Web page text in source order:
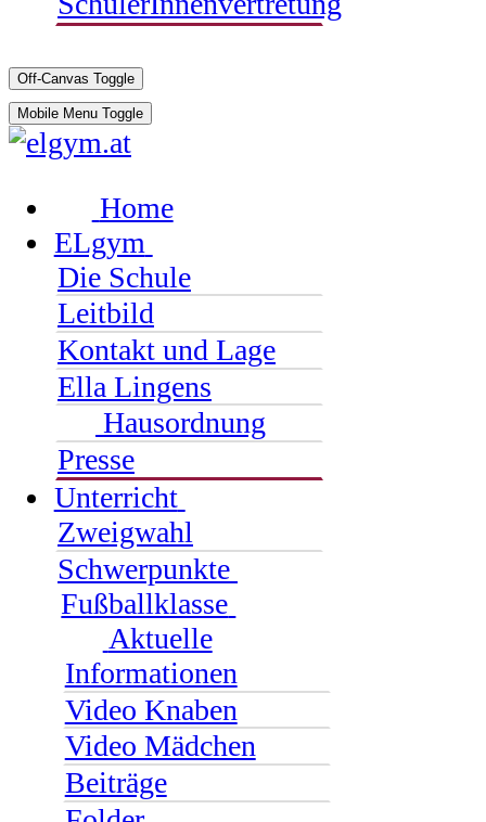
Off-Canvas Toggle
Mobile Menu Toggle
Home
ELgym
Die Schule
Leitbild
Kontakt und Lage
Ella Lingens
Hausordnung
Presse
Unterricht
Zweigwahl
Schwerpunkte
Fußballklasse
Aktuelle
Informationen
Video Knaben
Video Mädchen
Beiträge